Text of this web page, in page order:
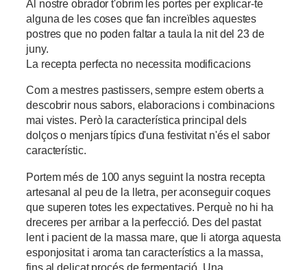
Al nostre obrador t'obrim les portes per explicar-te
alguna de les coses que fan increïbles aquestes
postres que no poden faltar a taula la nit del 23 de
juny.
La recepta perfecta no necessita modificacions
Com a mestres pastissers, sempre estem oberts a
descobrir nous sabors, elaboracions i combinacions
mai vistes. Però la característica principal dels
dolços o menjars típics d'una festivitat n'és el sabor
característic.
Portem més de 100 anys seguint la nostra recepta
artesanal al peu de la lletra, per aconseguir coques
que superen totes les expectatives. Perquè no hi ha
dreceres per arribar a la perfecció. Des del pastat
lent i pacient de la massa mare, que li atorga aquesta
esponjositat i aroma tan característics a la massa,
fins al delicat procés de fermentació. Una